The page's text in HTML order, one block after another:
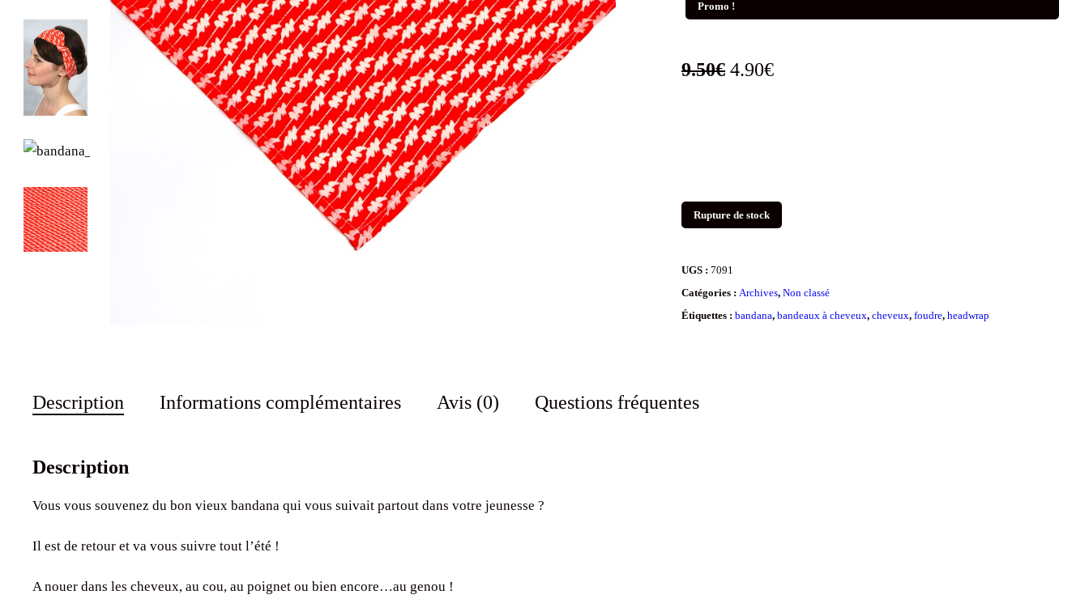
Promo !
9.50€ Le
9.50€.
4.90€Le
4.90€.
Rupture de stock
UGS :7091
Catégories :Archives,Non classé
Étiquettes :bandana,bandeaux à cheveux,cheveux,foudre,headwrap
Description Informations complémentaires Avis (0) Questions fréquentes
Description
Vous vous souvenez du bon vieux bandana qui vous suivait partout dans votre jeunesse ?
Il est de retour et va vous suivre tout l’été !
A nouer dans les cheveux, au cou, au poignet ou bien encore…au genou !